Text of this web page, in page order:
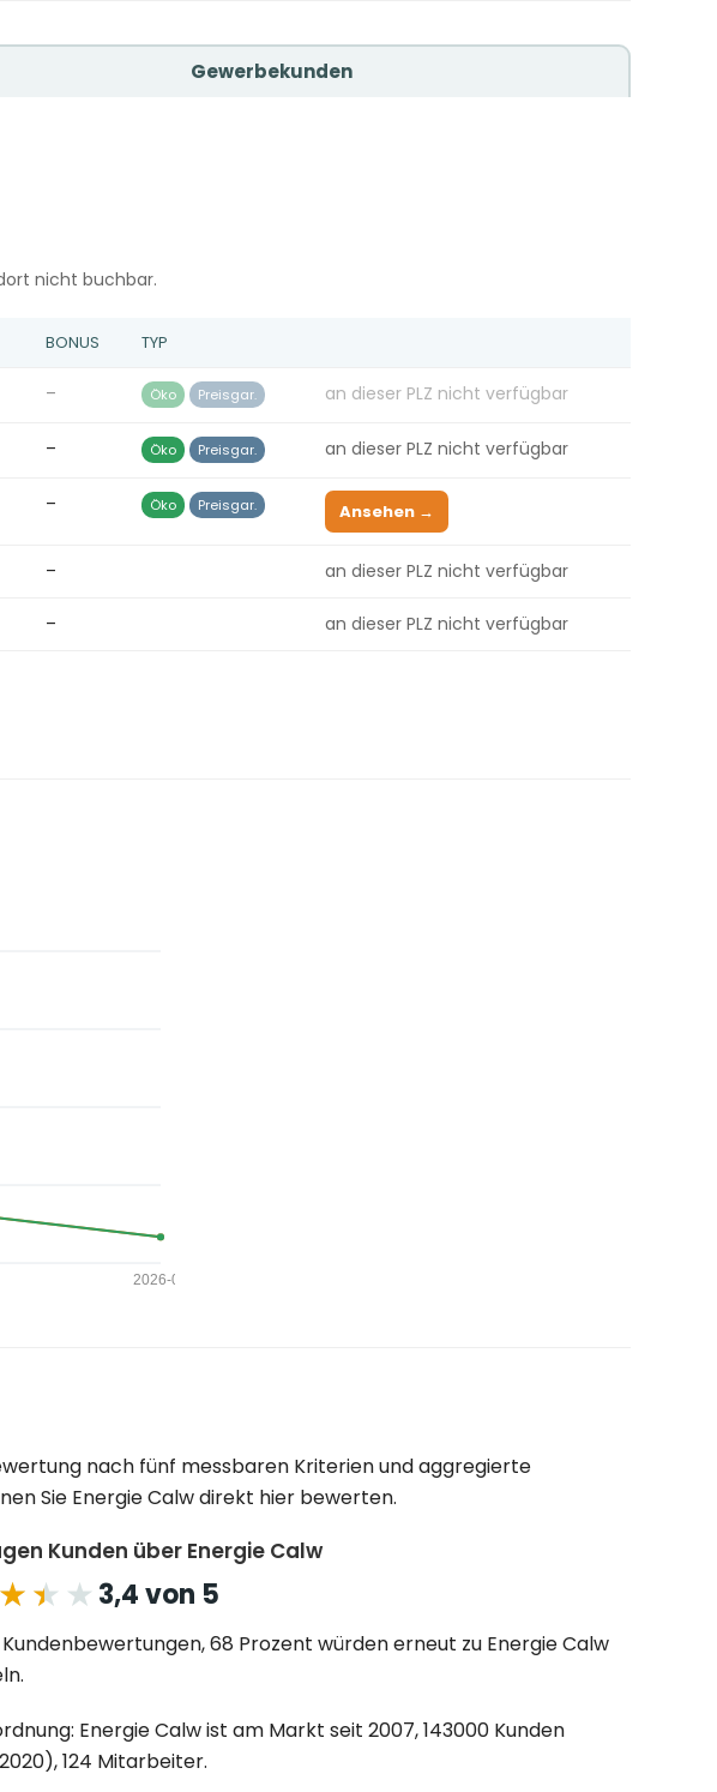
Gewerbekunden
nicht buchbar.
BONUS TYP
– Öko Preisgar. an dieser PLZ nicht verfügbar
– Öko Preisgar. an dieser PLZ nicht verfügbar
– Öko Preisgar. Ansehen →
– an dieser PLZ nicht verfügbar
– an dieser PLZ nicht verfügbar
nach fünf messbaren Kriterien und aggregierte
Sie Energie Calw direkt hier bewerten.
Kunden über Energie Calw
3,4 von 5
Kundenbewertungen, 68 Prozent würden erneut zu Energie Calw
Energie Calw ist am Markt seit 2007, 143000 Kunden
124 Mitarbeiter.